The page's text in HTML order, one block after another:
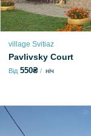
village Svitiaz
Pavlivsky Court
Від 550₴ ніч